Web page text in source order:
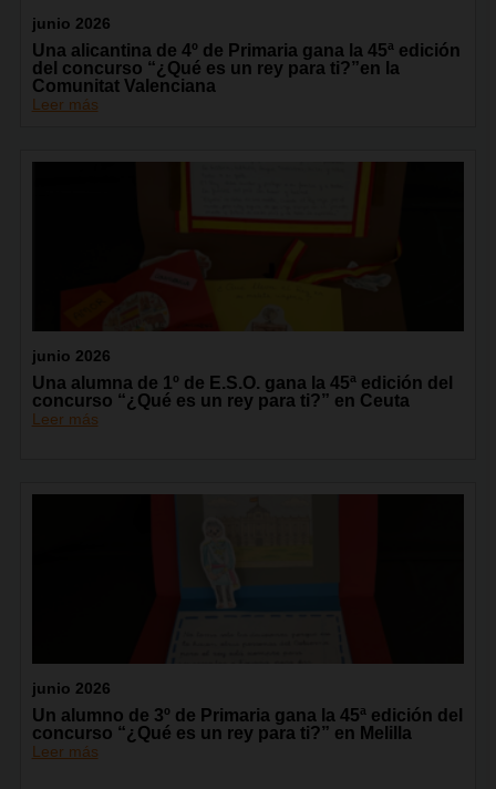
junio 2026
Una alicantina de 4º de Primaria gana la 45ª edición
del concurso “¿Qué es un rey para ti?”en la
Comunitat Valenciana
Leer más
junio 2026
Una alumna de 1º de E.S.O. gana la 45ª edición del
concurso “¿Qué es un rey para ti?” en Ceuta
Leer más
junio 2026
Un alumno de 3º de Primaria gana la 45ª edición del
concurso “¿Qué es un rey para ti?” en Melilla
Leer más